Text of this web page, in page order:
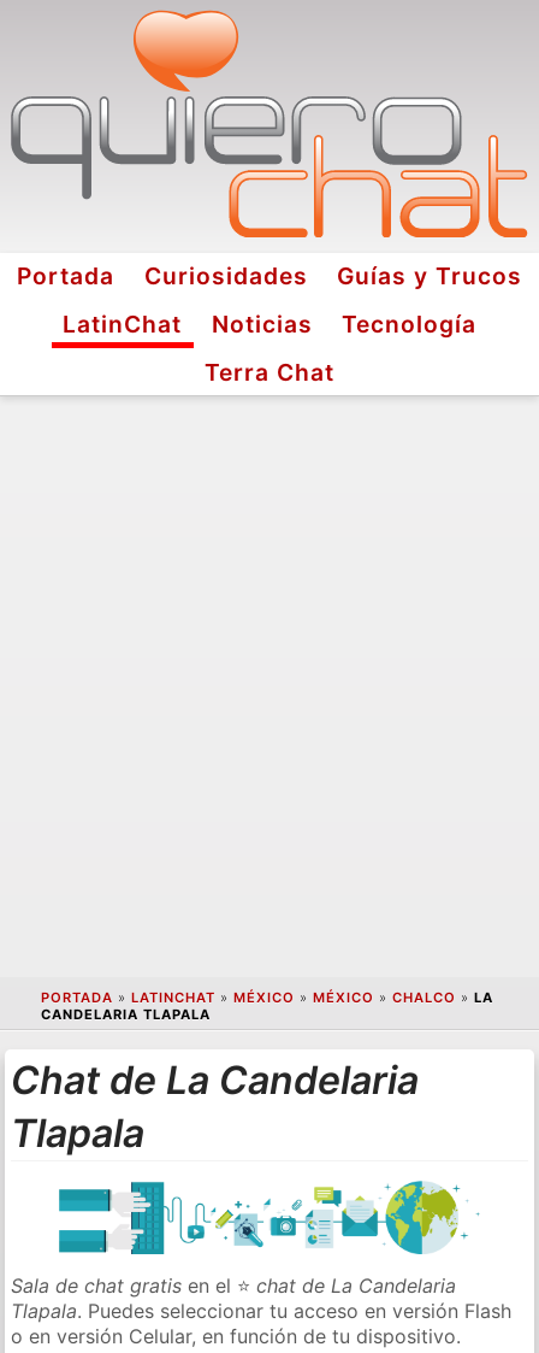
Portada Curiosidades
Guías y Trucos
LatinChat
Noticias
Tecnología
Terra Chat
PORTADA » LATINCHAT » MÉXICO » MÉXICO » CHALCO » LA
CANDELARIA TLAPALA
Chat de La Candelaria
Tlapala
Sala de chat gratis en el ⭐chat de La Candelaria
Tlapala. Puedes seleccionar tu acceso en versión Flash
o en versión Celular, en función de tu dispositivo.